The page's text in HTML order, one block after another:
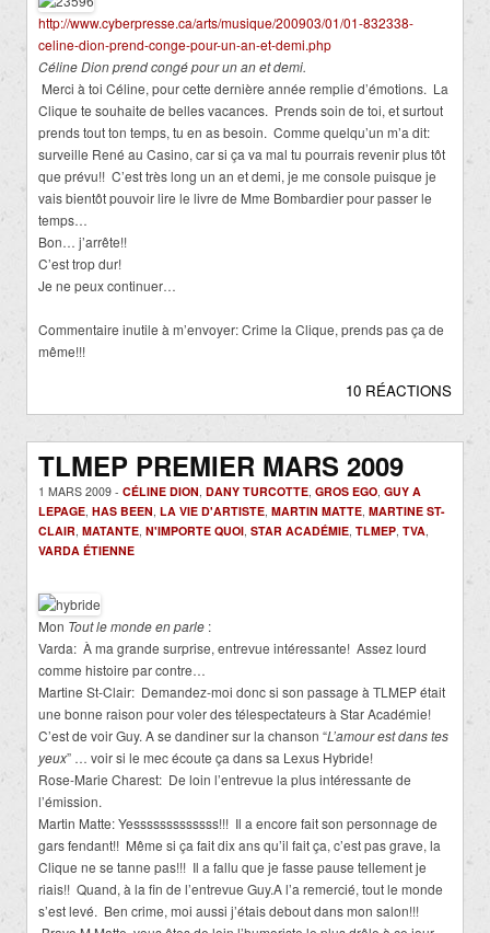
http://www.cyberpresse.ca/arts/musique/200903/01/01-832338-
celine-dion-prend-conge-pour-un-an-et-demi.php
Céline Dion prend congé pour un an et demi.
Merci à toi Céline, pour cette dernière année remplie d’émotions. La
Clique te souhaite de belles vacances. Prends soin de toi, et surtout
prends tout ton temps, tu en as besoin. Comme quelqu’un m’a dit:
surveille René au Casino, car si ça va mal tu pourrais revenir plus tôt
que prévu!! C’est très long un an et demi, je me console puisque je
vais bientôt pouvoir lire le livre de Mme Bombardier pour passer le
temps…
Bon… j’arrête!!
C’est trop dur!
Je ne peux continuer…
Commentaire inutile à m’envoyer: Crime la Clique, prends pas ça de
même!!!
10 RÉACTIONS
TLMEP PREMIER MARS 2009
1 MARS 2009 - CÉLINE DION, DANY TURCOTTE, GROS EGO, GUY A
LEPAGE, HAS BEEN, LA VIE D'ARTISTE, MARTIN MATTE, MARTINE ST-
CLAIR, MATANTE, N'IMPORTE QUOI, STAR ACADÉMIE, TLMEP, TVA,
VARDA ÉTIENNE
Mon Tout le monde en parle :
Varda: À ma grande surprise, entrevue intéressante! Assez lourd
comme histoire par contre…
Martine St-Clair: Demandez-moi donc si son passage à TLMEP était
une bonne raison pour voler des télespectateurs à Star Académie!
C’est de voir Guy. A se dandiner sur la chanson “L’amour est dans tes
yeux” … voir si le mec écoute ça dans sa Lexus Hybride!
Rose-Marie Charest: De loin l’entrevue la plus intéressante de
l’émission.
Martin Matte: Yesssssssssssss!!! Il a encore fait son personnage de
gars fendant!! Même si ça fait dix ans qu’il fait ça, c’est pas grave, la
Clique ne se tanne pas!!! Il a fallu que je fasse pause tellement je
riais!! Quand, à la fin de l’entrevue Guy.A l’a remercié, tout le monde
s’est levé. Ben crime, moi aussi j’étais debout dans mon salon!!!